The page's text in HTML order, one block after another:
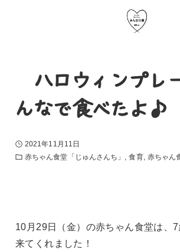
〜ハロウィンプレ
んなで食べたよ♪〜
2021年11月11日
赤ちゃん食堂「じゅんさんち」
食育 赤ちゃん
10月29日（金）の赤ちゃん食堂は、
来てくれました！